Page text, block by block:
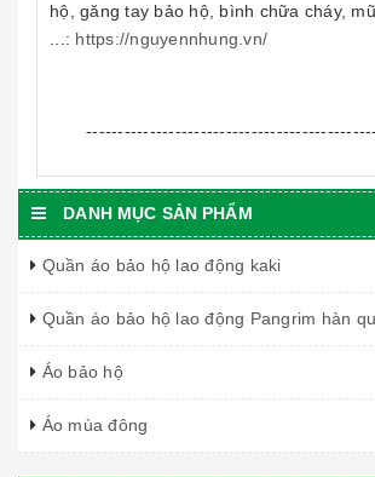
hộ, găng tay bảo hộ, bình chữa cháy,
...: https://nguyennhung.vn/
DANH MỤC SẢN PHẨM
Quần áo bảo hộ lao động kaki
Quần áo bảo hộ lao động Pangrim hàn
Áo bảo hộ
Áo mùa đông